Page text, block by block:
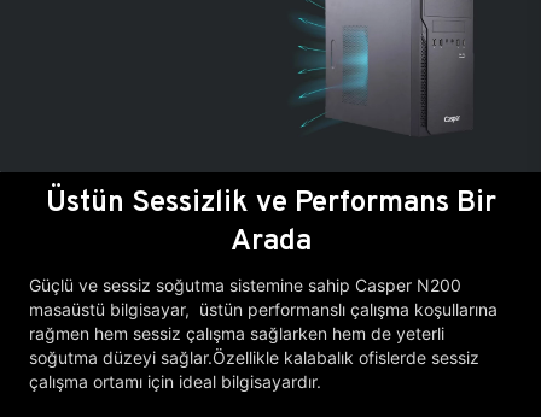
Üstün Sessizlik ve Performans Bir
Arada
Güçlü ve sessiz soğutma sistemine sahip Casper N200
masaüstü bilgisayar, üstün performanslı çalışma koşullarına
rağmen hem sessiz çalışma sağlarken hem de yeterli
soğutma düzeyi sağlar.Özellikle kalabalık ofislerde sessiz
çalışma ortamı için ideal bilgisayardır.